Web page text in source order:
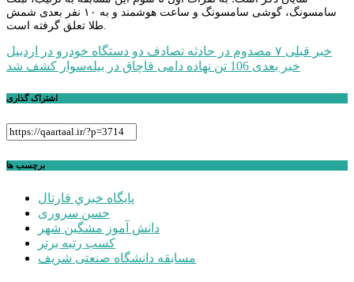
سامسونگ، گوشی سامسونگ و ساعت هوشمند و به ۱۰ نفر بعدی شمش
طلا تعلق گرفته است.
راهبری
نوشته
خبر قبلی ۷ مصدوم در حادثه تصادف دو دستگاه خودرو در اردبیل
خبر بعدی 106 تن نهاده دامی قاچاق در بیله‌سوار کشف شد
اشتراک گذاری
برچسب ها
پايگاه خبري قارتال
حسن سروری
دانش آموز مشگین شهر
کسب رتبه برتر
مسابقه دانشگاه صنعتی شریف